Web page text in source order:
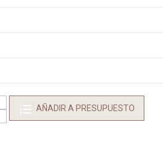
AÑADIR A PRESUPUESTO